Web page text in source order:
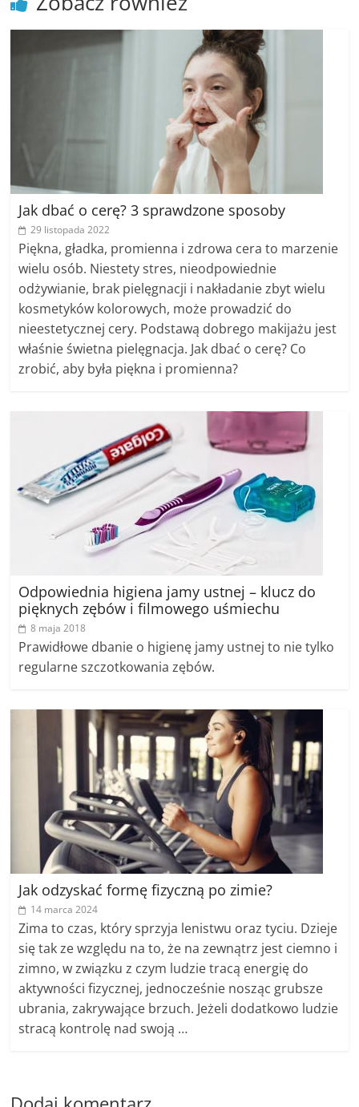
Jak dbać o cerę? 3 sprawdzone sposoby
29 listopada 2022
Piękna, gładka, promienna i zdrowa cera to marzenie
wielu osób. Niestety stres, nieodpowiednie
odżywianie, brak pielęgnacji i nakładanie zbyt wielu
kosmetyków kolorowych, może prowadzić do
nieestetycznej cery. Podstawą dobrego makijażu jest
właśnie świetna pielęgnacja. Jak dbać o cerę? Co
zrobić, aby była piękna i promienna?
Odpowiednia higiena jamy ustnej – klucz do
pięknych zębów i filmowego uśmiechu
8 maja 2018
Prawidłowe dbanie o higienę jamy ustnej to nie tylko
regularne szczotkowania zębów.
Jak odzyskać formę fizyczną po zimie?
14 marca 2024
Zima to czas, który sprzyja lenistwu oraz tyciu. Dzieje
się tak ze względu na to, że na zewnątrz jest ciemno i
zimno, w związku z czym ludzie tracą energię do
aktywności fizycznej, jednocześnie nosząc grubsze
ubrania, zakrywające brzuch. Jeżeli dodatkowo ludzie
stracą kontrolę nad swoją …